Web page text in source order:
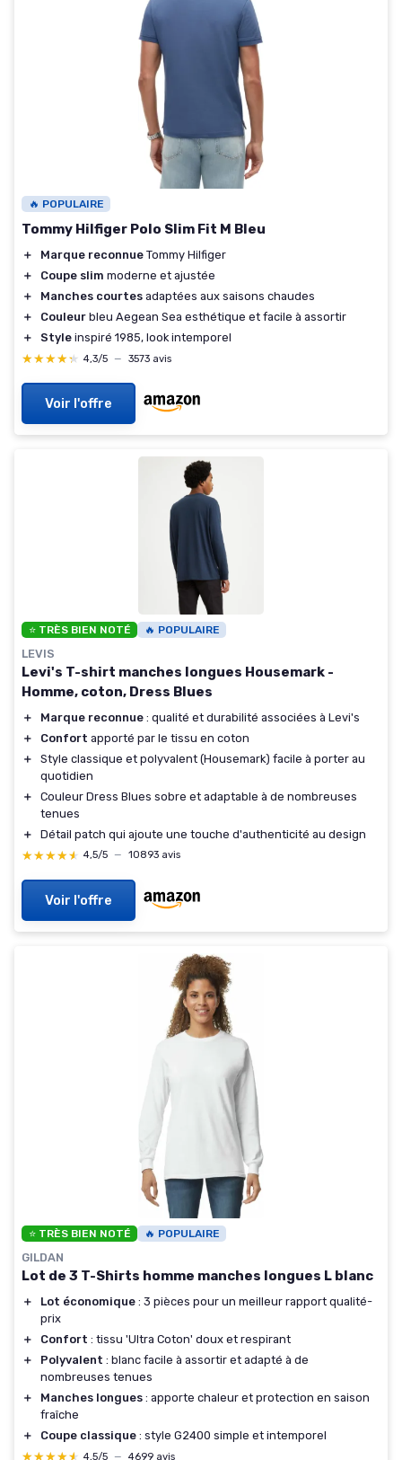
🔥 POPULAIRE
Tommy Hilfiger Polo Slim Fit M Bleu
＋ Marque reconnue Tommy Hilfiger
＋
Coupe slim moderne et ajustée
＋
Manches courtes adaptées aux saisons chaudes
＋
Couleur bleu Aegean Sea esthétique et facile à assortir
＋
Style inspiré 1985, look intemporel
★★★★★
★★★★★ 4,3/5 — 3573 avis
Voir l'offre
⭐ TRÈS BIEN NOTÉ 🔥 POPULAIRE
LEVIS
Levi's T-shirt manches longues Housemark -
Homme, coton, Dress Blues
＋ Marque reconnue : qualité et durabilité associées à Levi's
＋
Confort apporté par le tissu en coton
＋
Style classique et polyvalent (Housemark) facile à porter au
quotidien
＋
Couleur Dress Blues sobre et adaptable à de nombreuses
tenues
＋
Détail patch qui ajoute une touche d'authenticité au design
★★★★★
★★★★★ 4,5/5 — 10893 avis
Voir l'offre
⭐ TRÈS BIEN NOTÉ 🔥 POPULAIRE
GILDAN
Lot de 3 T-Shirts homme manches longues L blanc
＋ Lot économique : 3 pièces pour un meilleur rapport qualité-
prix
＋
Confort : tissu 'Ultra Coton' doux et respirant
＋
Polyvalent : blanc facile à assortir et adapté à de
nombreuses tenues
＋
Manches longues : apporte chaleur et protection en saison
fraîche
＋
Coupe classique : style G2400 simple et intemporel
4,5/5 — 4699 avis